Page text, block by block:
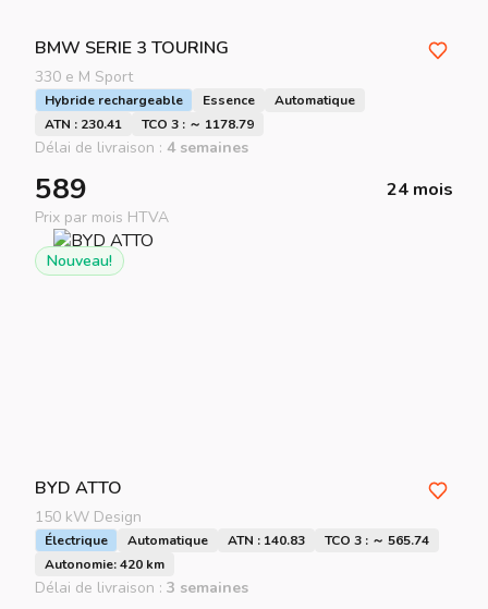
BMW SERIE 3 TOURING
330 e M Sport
Hybride rechargeable Essence
Automatique
ATN : 230.41
TCO 3 : ～ 1178.79
Délai de livraison : 4 semaines
589 24 mois
Prix par mois HTVA
Nouveau!
BYD ATTO
150 kW Design
Électrique Automatique ATN : 140.83
TCO 3 : ～ 565.74
Autonomie: 420 km
Délai de livraison : 3 semaines